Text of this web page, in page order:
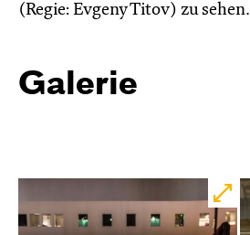
(Regie: Evgeny Titov) zu sehen.
Galerie